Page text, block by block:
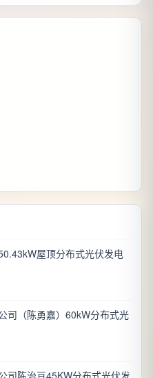
屋顶分布式光伏发电
司（陈勇嘉）60kW分布式光
司陈治亘45KW分布式光伏发